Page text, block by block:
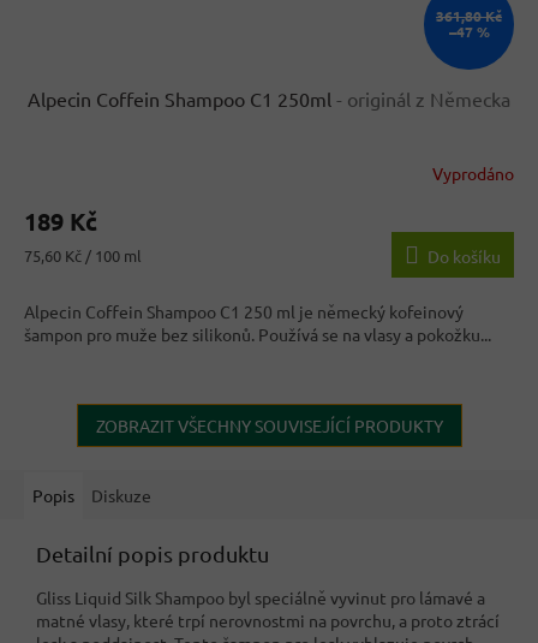
361,80 Kč
–47 %
Alpecin Coffein Shampoo C1 250ml - originál z Německa
produktu
3,8
5
hvězdiček.
Vyprodáno
189 Kč
Měrná
75,60 Kč / 100 ml Do košíku
Alpecin Coffein Shampoo C1 250 ml je německý kofeinový
šampon pro muže bez silikonů. Používá se na vlasy a pokožku...
ZOBRAZIT VŠECHNY SOUVISEJÍCÍ PRODUKTY
Popis Diskuze
Detailní popis produktu
Gliss Liquid Silk Shampoo byl speciálně vyvinut pro lámavé a
matné vlasy, které trpí nerovnostmi na povrchu, a proto ztrácí